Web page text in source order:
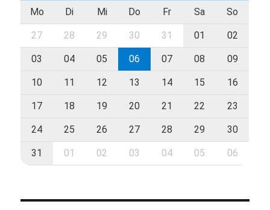
Mo Di Mi Do Fr Sa So
27 28 29 30 31 01 02
03 04 05 06 07 08 09
10 11 12 13 14 15 16
17 18 19 20 21 22 23
24 25 26 27 28 29 30
31 01 02 03 04 05 06